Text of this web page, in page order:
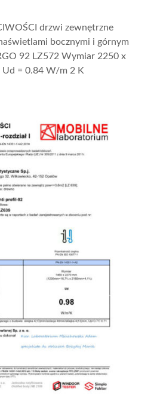
drzwi zewnętrzne
bocznymi i górnym
92 LZ572 Wymiar 2250 x
Ud = 0.84 W/m 2 K